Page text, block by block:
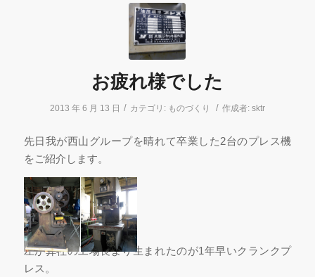
お疲れ様でした
2013 年 6 月 13 日 / カテゴリ: ものづくり / 作成者: sktr
先日我が西山グループを晴れて卒業した2台のプレス機
をご紹介します。
左が弊社の工場長より生まれたのが1年早いクランクプ
レス。